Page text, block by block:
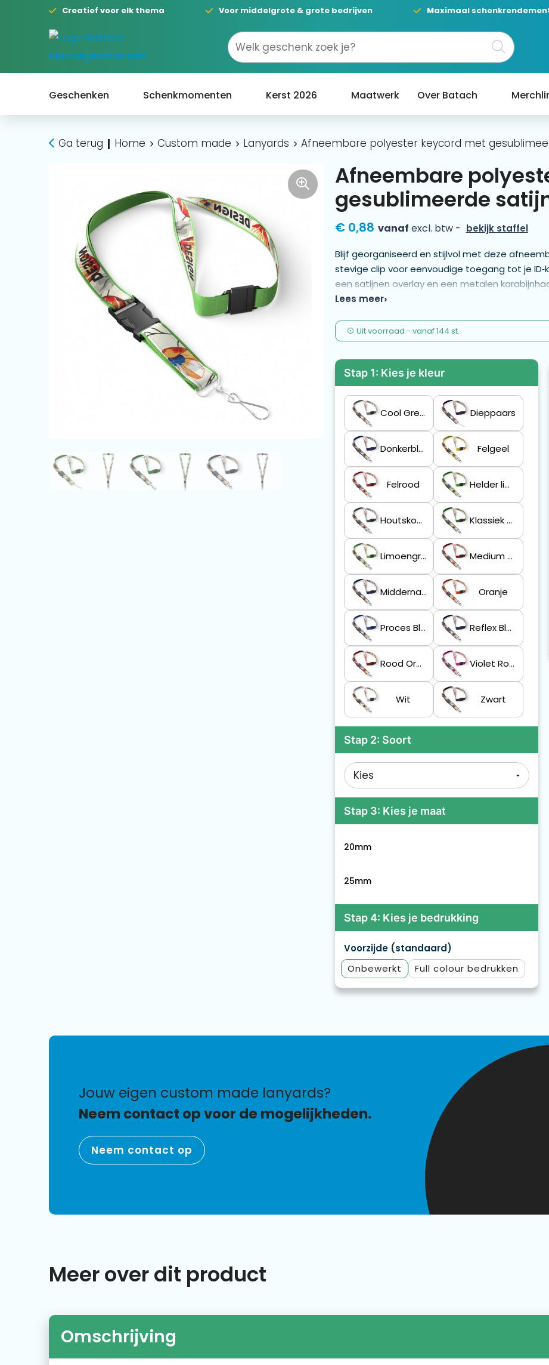
Creatief voor elk thema Voor middelgrote & grote bedrijven Maximaal
Geschenken Schenkmomenten Kerst 2026 Maatwerk Over Batach
Ga terug Home Custom made Lanyards Afneembare polyester keycord met
Afneembare
gesublimeerde
€ 0,88 vanaf excl. btw - bekijk staffel
Blijf georganiseerd en stijlvol met deze
stevige clip voor eenvoudige toegang tot je
een satijnen overlay en een metalen
satijnen linten van ca. 80 + 20 cm worden
Lees meer
Uit voorraad - vanaf144 st.
Stap 1: Kies je kleur
Cool Grey 6 C Dieppaars
Donkerblauw Felgeel
Felrood Helder limoengroen
Houtskoolgrijs Klassiek Groen
Limoengroen Medium Scharlakenrood
Middernachtblauw Oranje
Proces Blauw Reflex Blauwe C
Rood Oranje Violet Rood
Wit Zwart
Stap 2: Soort
Stap 3: Kies je maat
20mm
25mm
Stap 4: Kies je bedrukking
Voorzijde (standaard)
Onbewerkt
Full colour
jouw eigen custom made lanyards?
Neem contact op voor de mogelijkheden.
Neem contact op
Meer over dit product
Omschrijving